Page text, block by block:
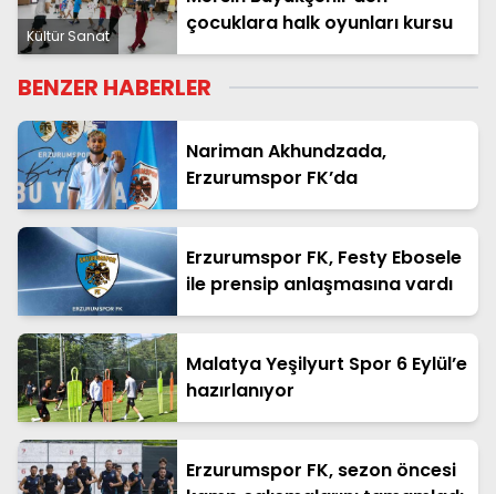
Kültür Sanat
çocuklara halk oyunları kursu
BENZER HABERLER
Nariman Akhundzada,
Erzurumspor FK’da
Erzurumspor FK, Festy Ebosele
ile prensip anlaşmasına vardı
Malatya Yeşilyurt Spor 6 Eylül’e
hazırlanıyor
Erzurumspor FK, sezon öncesi